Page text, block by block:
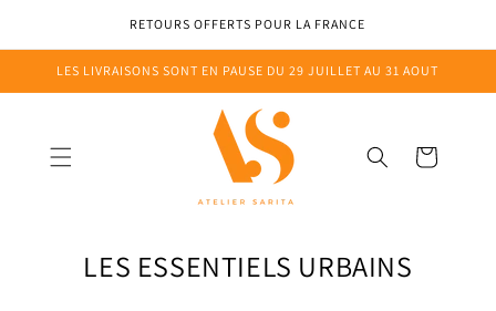
RETOURS OFFERTS POUR LA FRANCE
LES LIVRAISONS SONT EN PAUSE DU 29 JUILLET AU 31 AOUT
Panier
C
LES ESSENTIELS URBAINS